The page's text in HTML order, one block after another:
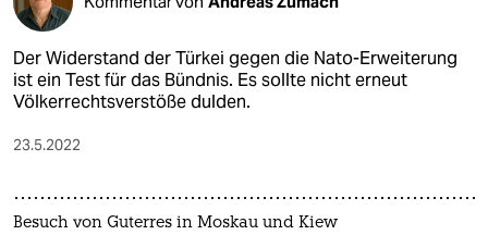
Der Widerstand der Türkei gegen die Nato-Erweiterung
ist ein Test für das Bündnis. Es sollte nicht erneut
Völkerrechtsverstöße dulden.
23.5.2022
Besuch von Guterres in Moskau und Kiew